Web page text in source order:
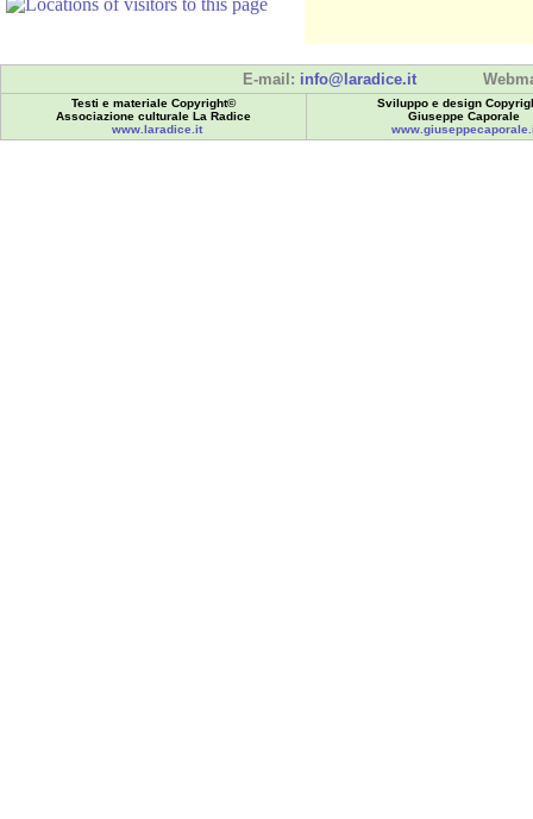
Associazione culturale La Radice
www.laradice.it
Sviluppo e design
Giuseppe Caporale